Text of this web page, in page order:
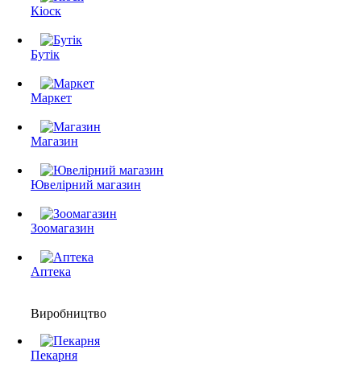
Кіоск
Бутік
Маркет
Магазин
Ювелірний магазин
Зоомагазин
Аптека
Виробництво
Пекарня